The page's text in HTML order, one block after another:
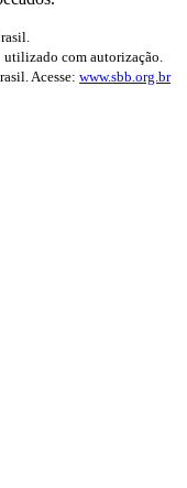
utilizado com autorização.
Acesse: www.sbb.org.br